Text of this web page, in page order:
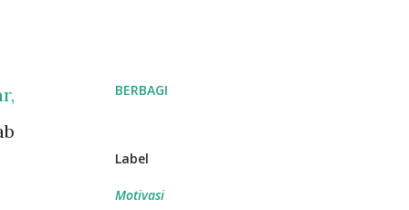
BERBAGI
Label
Motivasi